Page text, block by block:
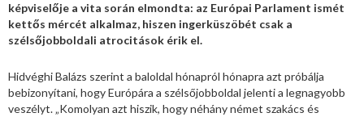
képviselője a vita során elmondta: az Európai Parlament ismét
kettős mércét alkalmaz, hiszen ingerküszöbét csak a
szélsőjobboldali atrocitások érik el.
Hidvéghi Balázs szerint a baloldal hónapról hónapra azt próbálja
bebizonyítani, hogy Európára a szélsőjobboldal jelenti a legnagyobb
veszélyt. „Komolyan azt hiszik, hogy néhány német szakács és